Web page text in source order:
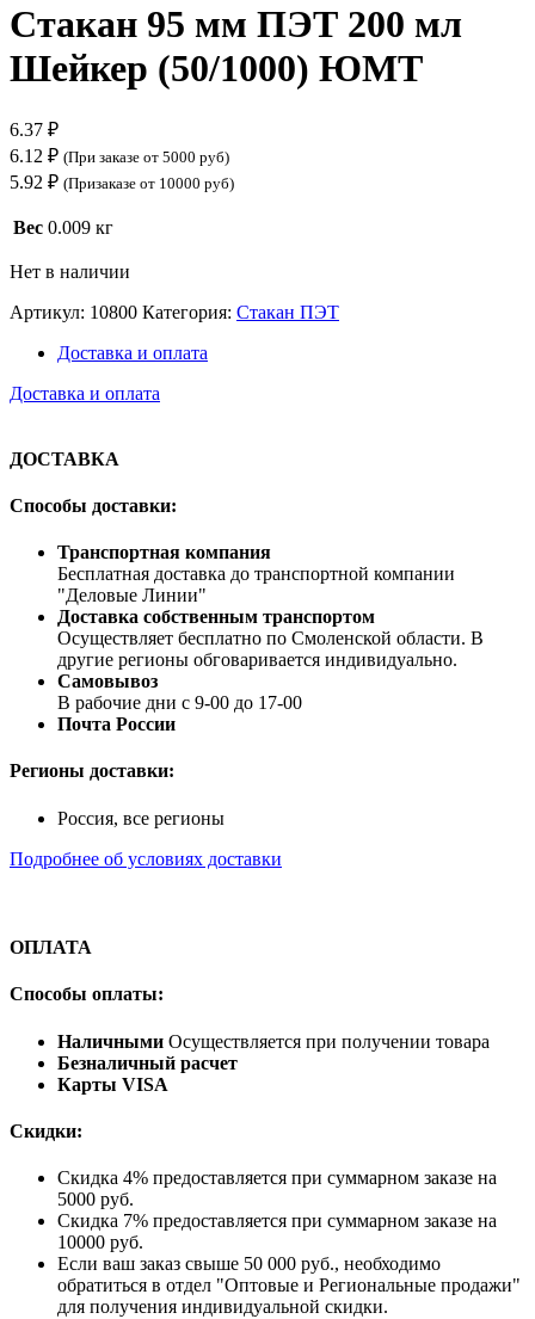
Стакан 95 мм ПЭТ 200 мл
Шейкер (50/1000) ЮМТ
6.37 ₽
6.12 ₽ (При заказе от 5000 руб)
5.92 ₽ (Призаказе от 10000 руб)
Вес 0.009 кг
Нет в наличии
Артикул: 10800 Категория: Стакан ПЭТ
Доставка и оплата
Доставка и оплата
ДОСТАВКА
Способы доставки:
Транспортная компания
Бесплатная доставка до транспортной компании
"Деловые Линии"
Доставка собственным транспортом
Осуществляет бесплатно по Смоленской области. В
другие регионы обговаривается индивидуально.
Самовывоз
В рабочие дни с 9-00 до 17-00
Почта России
Регионы доставки:
Россия, все регионы
Подробнее об условиях доставки
ОПЛАТА
Способы оплаты:
Наличными Осуществляется при получении товара
Безналичный расчет
Карты VISA
Скидки:
Скидка 4% предоставляется при суммарном заказе на
5000 руб.
Скидка 7% предоставляется при суммарном заказе на
10000 руб.
Если ваш заказ свыше 50 000 руб., необходимо
обратиться в отдел "Оптовые и Региональные продажи"
для получения индивидуальной скидки.